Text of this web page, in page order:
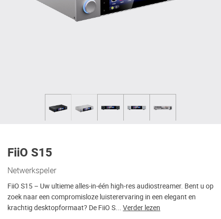
FiiO S15
Netwerkspeler
FiiO S15 – Uw ultieme alles-in-één high-res audiostreamer. Bent u op
zoek naar een compromisloze luisterervaring in een elegant en
krachtig desktopformaat? De FiiO S... Verder lezen